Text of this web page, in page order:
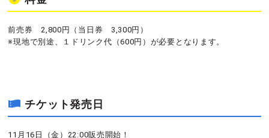
前売券 2,800円（当日券 3,300円）
※現地で別途、１ドリンク代（600円）が必要となります。
チケット発売日
11月16日（金）22:00販売開始！